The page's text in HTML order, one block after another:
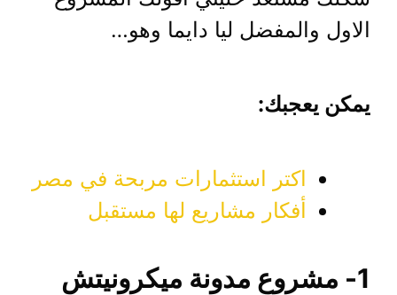
الاول والمفضل ليا دايما وهو…
يمكن يعجبك:
اكتر استثمارات مربحة في مصر
أفكار مشاريع لها مستقبل
1- مشروع مدونة ميكرونيتش